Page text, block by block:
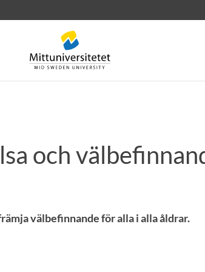
jobboch
välbefinnande för alla i alla åldrar.